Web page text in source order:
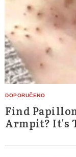
Find
Armpit? It's